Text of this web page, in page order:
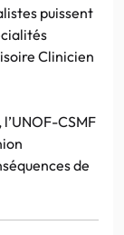
puissent
Clinicien
CSMF
de